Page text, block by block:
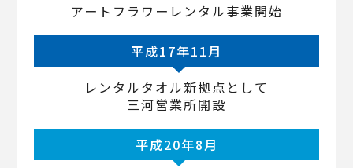
アートフラワーレンタル事業開始
平成17年11月
レンタルタオル新拠点として
三河営業所開設
平成20年8月